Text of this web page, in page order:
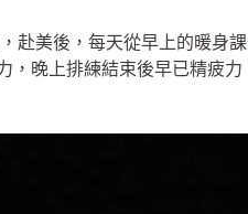
赴美後，每天從早上的暖身課
，晚上排練結束後早已精疲力